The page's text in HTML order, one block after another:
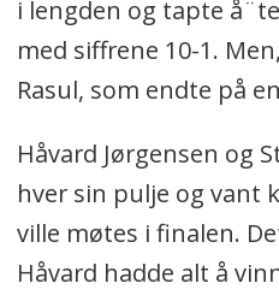
i lengden og tapte
med siffrene 10-1.
Rasul, som endte på
Håvard Jørgensen og
hver sin pulje og vant
ville møtes i finalen.
Håvard hadde alt å